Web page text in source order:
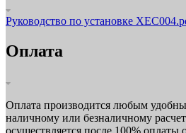
Руководство по установке
Оплата
Оплата производится любым
наличному или безналичному
осуществляется после 100%